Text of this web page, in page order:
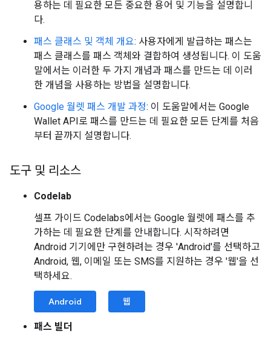
용하는 데 필요한 모든 중요한 용어 및 기능을 설명합니
다.
패스 클래스 및 객체 개요: 사용자에게 발급하는 패스는
패스 클래스를 패스 객체와 결합하여 생성됩니다. 이 도움
말에서는 이러한 두 가지 개념과 패스를 만드는 데 이러
한 개념을 사용하는 방법을 설명합니다.
Google 월렛 패스 개발 과정: 이 도움말에서는 Google
Wallet API로 패스를 만드는 데 필요한 모든 단계를 처음
부터 끝까지 설명합니다.
도구 및 리소스
Codelab
셀프 가이드 Codelabs에서는 Google 월렛에 패스를 추
가하는 데 필요한 단계를 안내합니다. 시작하려면
Android 기기에만 구현하려는 경우 'Android'를 선택하고
Android, 웹, 이메일 또는 SMS를 지원하는 경우 '웹'을 선
택하세요.
Android 웹
패스 빌더